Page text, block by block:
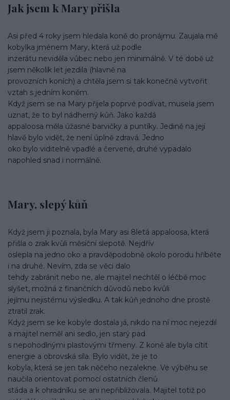
Jak jsem k Mary přišla
Asi před 4 roky jsem hledala koně do pronájmu. Zaujala mě
kobylka jménem Mary, která už podle
inzerátu neviděla vůbec nebo jen minimálně. V té době už
jsem několik let jezdila (hlavně na
provozních koních) a chtěla jsem si tak konečně vytvořit
vztah s jedním koněm.
Když jsem se na Mary přijela poprvé podívat, musela jsem
uznat, že to byl nádherný kůň. Jako každá
appaloosa měla úžasné barvičky a puntíky. Jedině na její
hlavě bylo vidět, že není úplně zdravá. Jedno
oko bylo viditelně vpadlé a červené, druhé vypadalo
napohled snad i normálně.
Mary, slepý kůň
Když jsem ji poznala, byla Mary asi 8letá appaloosa, která
přišla o zrak kvůli měsíční slepotě. Nejdřív
oslepla na jedno oko a pravděpodobně okolo porodu hříběte
i na druhé. Nevím, zda se věci dalo
tehdy zabránit nebo ne, ale majitel nechtěl o léčbě moc
slyšet, možná z finančních důvodů nebo kvůli
jejímu nejistému výsledku. A tak kůň jednoho dne prostě
ztratil zrak.
Když jsem se ke kobyle dostala já, nikdo na ní moc nejezdil
a majitel neměl ani sedlo, jen starý pad
s nepohodlnými plastovými třmeny. Z koně ale byla cítit
energie a obrovská síla. Bylo vidět, že je to
kobyla, která se jen tak něčeho nezalekne. Ve výběhu se
naučila orientovat pomocí ostatních členů
stáda a k ohradníku se ani nepřibližovala. Majitel totiž po